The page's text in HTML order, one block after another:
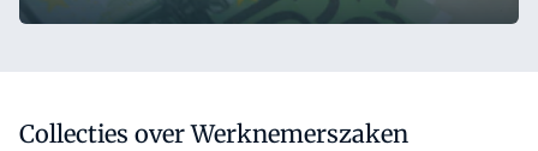
Collecties over Werknemerszaken